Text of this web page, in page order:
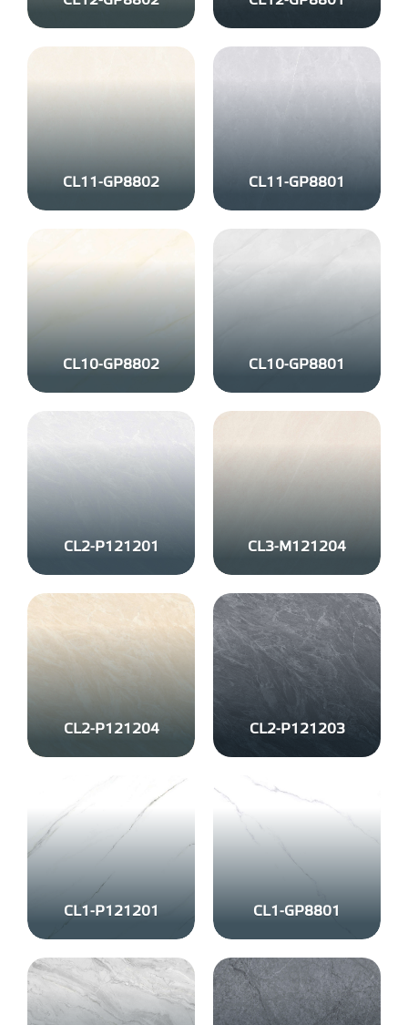
CL11-GP8802 CL11-GP8801
CL10-GP8802 CL10-GP8801
CL2-P121201 CL3-M121204
CL2-P121204 CL2-P121203
CL1-P121201 CL1-GP8801